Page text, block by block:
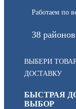
Работаем по
38 районов
ВЫБЕРИ
ДОСТАВКУ
БЫСТРАЯ
ВЫБОР